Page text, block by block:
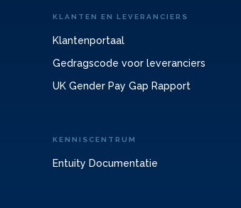
KLANTEN EN LEVERANCIERS
Klantenportaal
Gedragscode voor leveranciers
UK Gender Pay Gap Rapport
KENNISCENTRUM
Entuity Documentatie